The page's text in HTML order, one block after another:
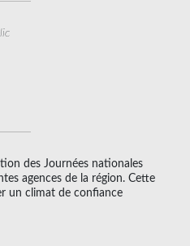
des Journées nationales
agences de la région. Cette
un climat de confiance